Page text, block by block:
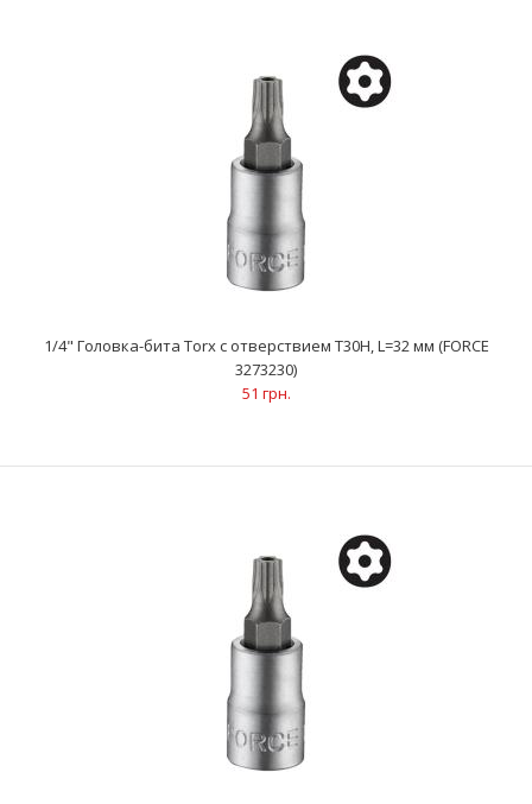
..
51 грн.
1/4" Головка-бита Torx с отверствием Т30Н, L=32 мм (FORCE
3273230)
51 грн.